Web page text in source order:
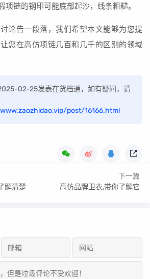
项链的钢印可能底部起沙，线条粗糙。
论告一段落，我们希望本文能够为您提
您在高仿项链几百和几千的区别的领域
02-25发表在货档通，如有疑问，请
post/16166.html
解清楚
下一篇
高仿品牌卫衣,带你了解它